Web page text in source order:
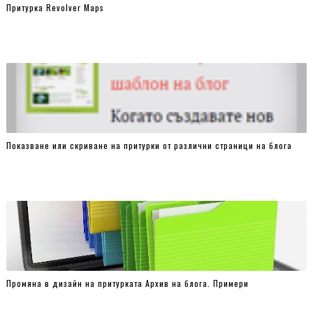
#translator-wrapper a:hover {opacity:0.9;}
#translator-wrapper a:active {opacity:0.9;}
#translator-wrapper select:focus,
#translator-wrapper a:focus,
cursor:pointer;
}
option {
background:#444;
color:#e0e0e0;
Притурка Revolver Maps
Показване или скриване на притурки от различни страници на блога
Промяна в дизайн на притурката Архив на блога. Примери